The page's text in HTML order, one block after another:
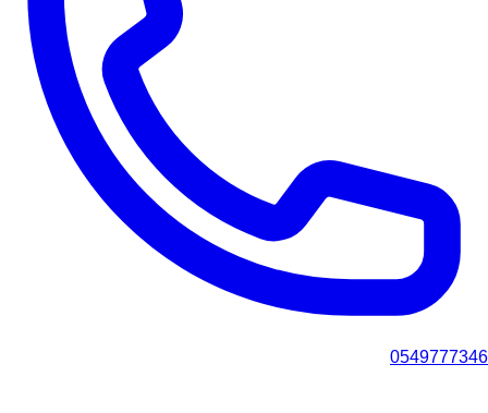
0549777346